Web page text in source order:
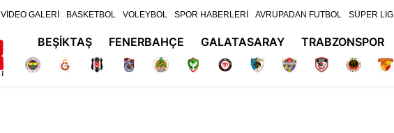
VİDEO GALERİ BASKETBOL VOLEYBOL SPOR HABERLERİ AVRUPADAN FUTBOL SÜPER LİG
BEŞİKTAŞ FENERBAHÇE GALATASARAY TRABZONSPOR